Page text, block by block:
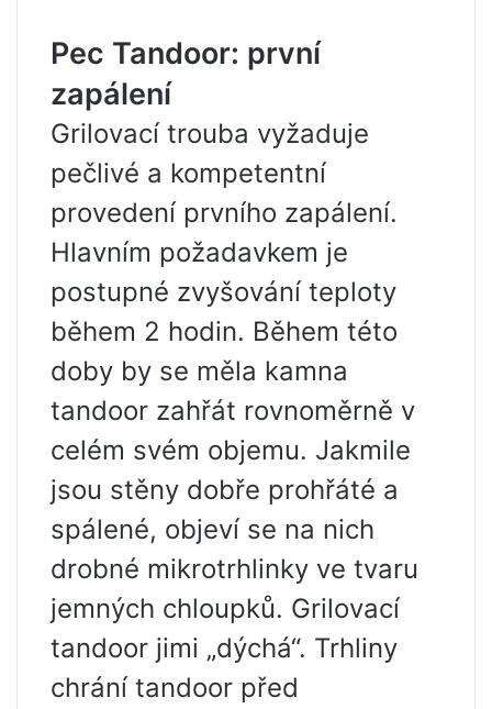
Pec Tandoor: první
zapálení
Grilovací trouba vyžaduje
pečlivé a kompetentní
provedení prvního zapálení.
Hlavním požadavkem je
postupné zvyšování teploty
během 2 hodin. Během této
doby by se měla kamna
tandoor zahřát rovnoměrně v
celém svém objemu. Jakmile
jsou stěny dobře prohřáté a
spálené, objeví se na nich
drobné mikrotrhlinky ve tvaru
jemných chloupků. Grilovací
tandoor jimi „dýchá“. Trhliny
chrání tandoor před